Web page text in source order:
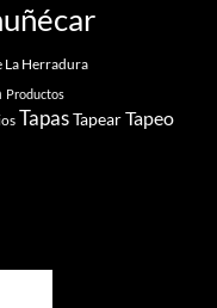
La Herradura
Productos
TapasTapearTapeo